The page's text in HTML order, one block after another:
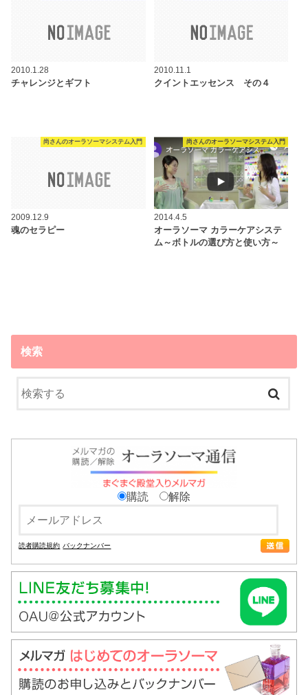
2010.1.28
チャレンジとギフト
2010.11.1
クイントエッセンス その４
尚さんのオーラソーマシステム入門
2009.12.9
魂のセラピー
尚さんのオーラソーマシステム入門
2014.4.5
オーラソーマ カラーケアシステ
ム～ボトルの選び方と使い方～
検索
購読 解除
読者購読規約 バックナンバー